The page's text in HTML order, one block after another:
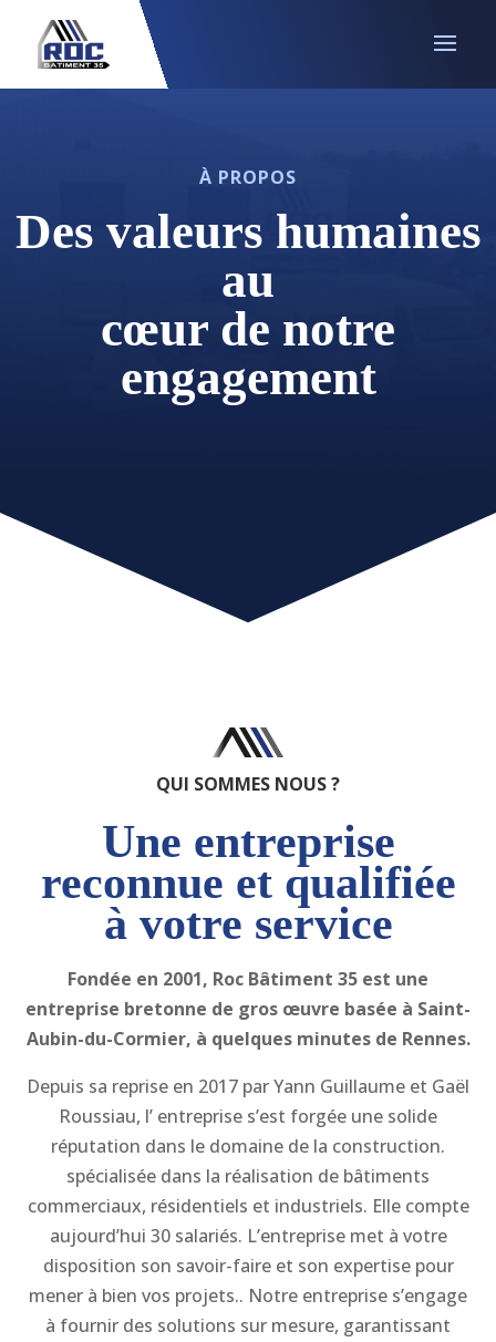
À PROPOS
Des valeurs humaines
au
cœur de notre
engagement
QUI SOMMES NOUS ?
Une entreprise
reconnue et qualifiée
à votre service
Fondée en 2001, Roc Bâtiment 35 est une
entreprise bretonne de gros œuvre basée à Saint-
Aubin-du-Cormier, à quelques minutes de Rennes.
Depuis sa reprise en 2017 par Yann Guillaume et Gaël
Roussiau, l’ entreprise s’est forgée une solide
réputation dans le domaine de la construction.
spécialisée dans la réalisation de bâtiments
commerciaux, résidentiels et industriels. Elle compte
aujourd’hui 30 salariés. L’entreprise met à votre
disposition son savoir-faire et son expertise pour
mener à bien vos projets.. Notre entreprise s’engage
à fournir des solutions sur mesure, garantissant